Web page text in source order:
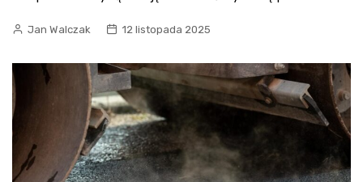
Jan Walczak 12 listopada 2025